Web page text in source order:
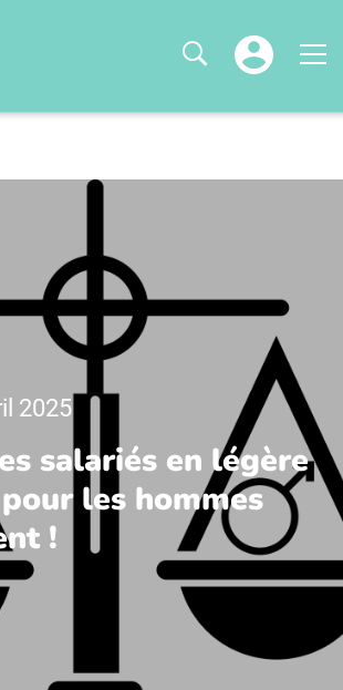
2025
salariés en légère
les hommes
!